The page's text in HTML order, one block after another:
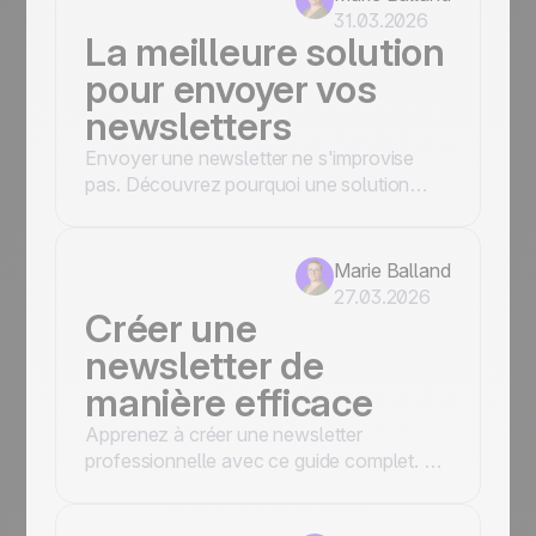
son ancrage 100 % français. 31.03.2026
La meilleure solution
pour envoyer vos
newsletters
Envoyer une newsletter ne s'improvise
pas. Découvrez pourquoi une solution
et optimiser votre délivrabilité grâce aux
outils avancés de Positive User.
Marie Balland
27.03.2026
Créer une
newsletter de
manière efficace
Apprenez à créer une newsletter
professionnelle avec ce guide complet. De